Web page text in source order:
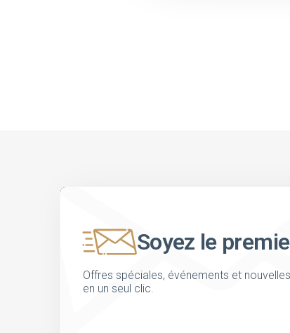
Soyez le
Offres spéciales, événements et
en un seul clic.